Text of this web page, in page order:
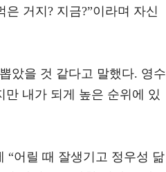
거지? 지금?”이라며 자신
았을 것 같다고 말했다. 영수
만 내가 되게 높은 순위에 있
“어릴 때 잘생기고 정우성 닮